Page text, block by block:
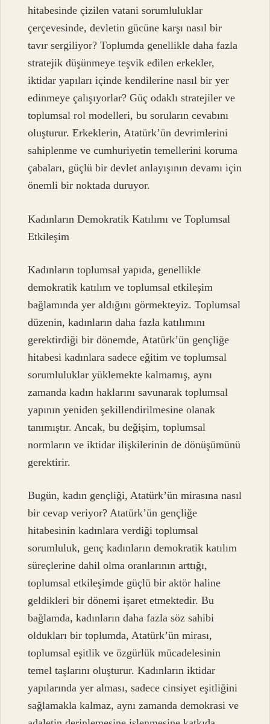
hitabesinde çizilen vatani sorumluluklar
çerçevesinde, devletin gücüne karşı nasıl bir
tavır sergiliyor? Toplumda genellikle daha fazla
stratejik düşünmeye teşvik edilen erkekler,
iktidar yapıları içinde kendilerine nasıl bir yer
edinmeye çalışıyorlar? Güç odaklı stratejiler ve
toplumsal rol modelleri, bu soruların cevabını
oluşturur. Erkeklerin, Atatürk’ün devrimlerini
sahiplenme ve cumhuriyetin temellerini koruma
çabaları, güçlü bir devlet anlayışının devamı için
önemli bir noktada duruyor.
Kadınların Demokratik Katılımı ve Toplumsal
Etkileşim
Kadınların toplumsal yapıda, genellikle
demokratik katılım ve toplumsal etkileşim
bağlamında yer aldığını görmekteyiz. Toplumsal
düzenin, kadınların daha fazla katılımını
gerektirdiği bir dönemde, Atatürk’ün gençliğe
hitabesi kadınlara sadece eğitim ve toplumsal
sorumluluklar yüklemekte kalmamış, aynı
zamanda kadın haklarını savunarak toplumsal
yapının yeniden şekillendirilmesine olanak
tanımıştır. Ancak, bu değişim, toplumsal
normların ve iktidar ilişkilerinin de dönüşümünü
gerektirir.
Bugün, kadın gençliği, Atatürk’ün mirasına nasıl
bir cevap veriyor? Atatürk’ün gençliğe
hitabesinin kadınlara verdiği toplumsal
sorumluluk, genç kadınların demokratik katılım
süreçlerine dahil olma oranlarının arttığı,
toplumsal etkileşimde güçlü bir aktör haline
geldikleri bir dönemi işaret etmektedir. Bu
bağlamda, kadınların daha fazla söz sahibi
oldukları bir toplumda, Atatürk’ün mirası,
toplumsal eşitlik ve özgürlük mücadelesinin
temel taşlarını oluşturur. Kadınların iktidar
yapılarında yer alması, sadece cinsiyet eşitliğini
sağlamakla kalmaz, aynı zamanda demokrasi ve